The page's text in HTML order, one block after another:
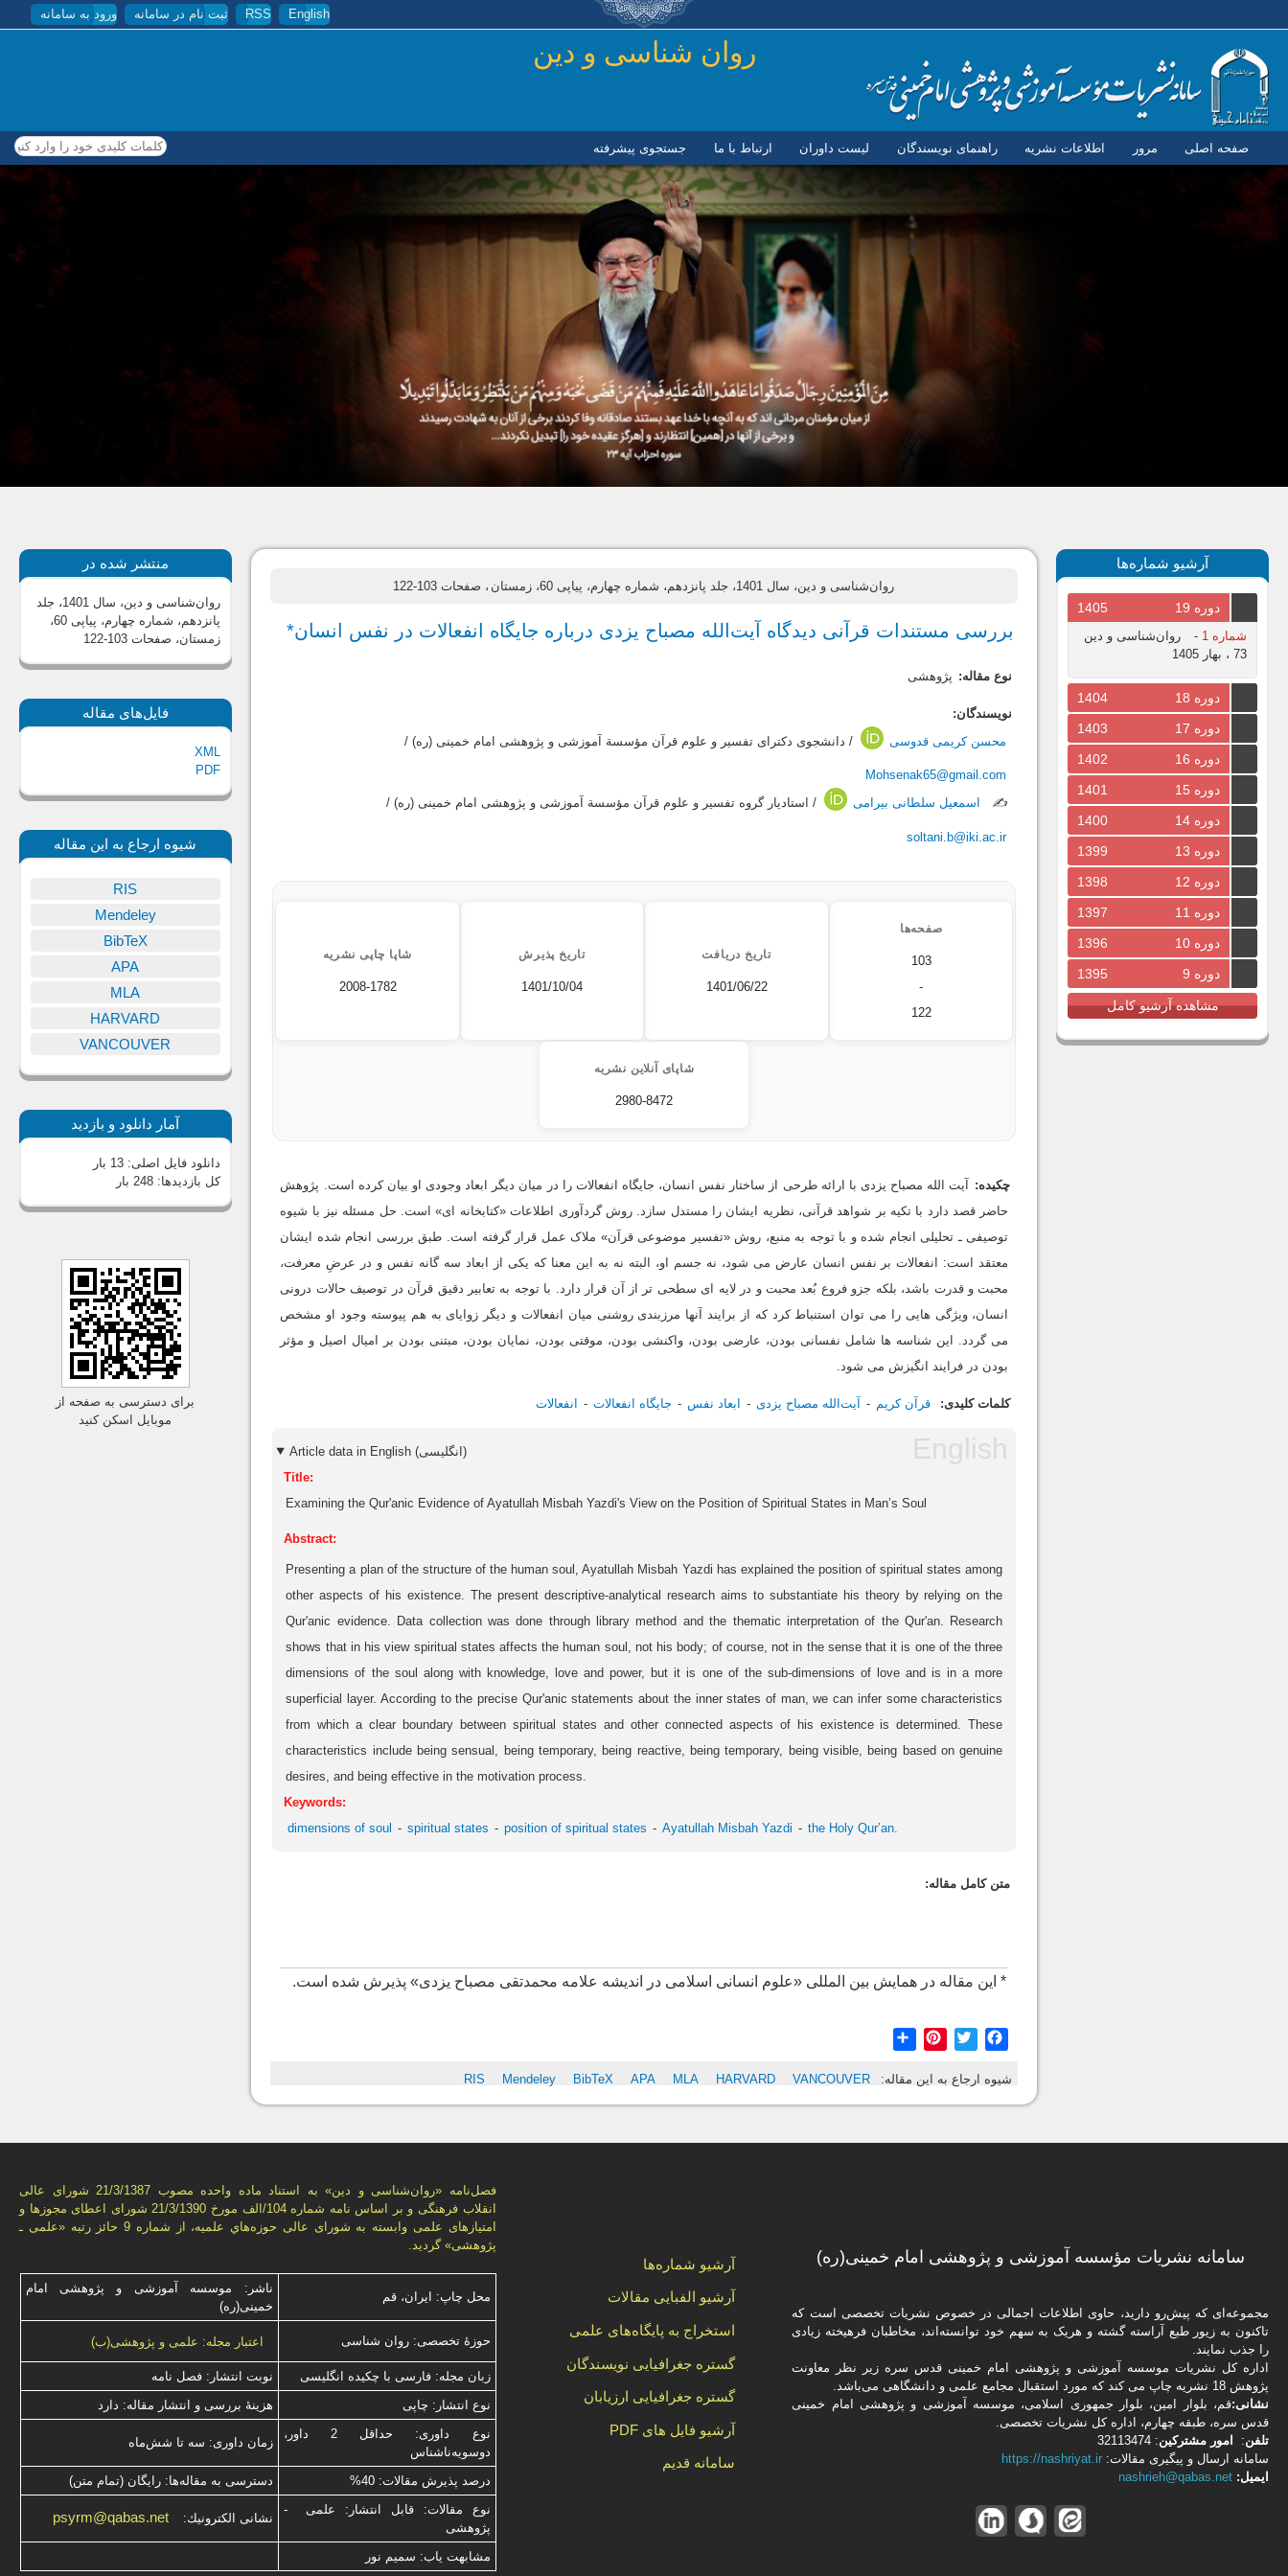
رفتن به محتوای اصلی English
RSS ثبت نام در سامانه ورود به سامانه
روان شناسی و دين
صفحه اصلی مرور اطلاعات نشریه راهنمای نویسندگان لیست داوران ارتباط با ما جستجوی پیشرفته کلمات کلیدی خود را وارد کنید
آرشیو شماره‌ها
دوره 19 1405
شماره 1 -
روان‌شناسی و دین
73 ، بهار 1405
دوره 18
1404
دوره 17
1403
دوره 16
1402
دوره 15
1401
دوره 14
1400
دوره 13
1399
دوره 12
1398
دوره 11
1397
دوره 10
1396
دوره 9
1395
مشاهده آرشیو کامل
روان‌شناسی و دین، سال 1401، جلد پانزدهم، شماره چهارم، پیاپی 60، زمستان ، صفحات 103-122
بررسی مستندات قرآنی دیدگاه آیت‌الله مصباح یزدی درباره جایگاه انفعالات در نفس انسان*
نوع مقاله: پژوهشی
نویسندگان:
محسن کریمی قدوسی
/ دانشجوی دکترای تفسیر و علوم قرآن مؤسسة آموزشی و پژوهشی امام خمینی (ره) /
Mohsenak65@gmail.com
✍️
اسمعیل سلطانی بیرامی / استادیار گروه تفسیر و علوم قرآن مؤسسة آموزشی و پژوهشی امام خمینی (ره) /
soltani.b@iki.ac.ir
صفحه‌ها
103
-
122
تاریخ دریافت
1401/06/22
تاریخ پذیرش
1401/10/04
شاپا چاپی نشریه
2008-1782
شاپای آنلاین نشریه
2980-8472
چکیده: آیت الله مصباح یزدی با ارائه طرحی از ساختار نفس انسان، جایگاه انفعالات را در میان دیگر ابعاد وجودی او بیان کرده است. پژوهش
حاضر قصد دارد با تکیه بر شواهد قرآنی، نظریه ایشان را مستدل سازد. روش گردآوری اطلاعات «کتابخانه ای» است. حل مسئله نیز با شیوه
توصیفی ـ تحلیلی انجام شده و با توجه به منبع، روش «تفسیر موضوعی قرآن» ملاک عمل قرار گرفته است. طبق بررسی انجام شده ایشان
معتقد است: انفعالات بر نفس انسان عارض می شود، نه جسم او، البته نه به این معنا که یکی از ابعاد سه گانه نفس و در عرضِ معرفت،
محبت و قدرت باشد، بلکه جزو فروع بُعد محبت و در لایه ای سطحی تر از آن قرار دارد. با توجه به تعابیر دقیق قرآن در توصیف حالات درونی
انسان، ویژگی هایی را می توان استنباط کرد که از برایند آنها مرزبندی روشنی میان انفعالات و دیگر زوایای به هم پیوسته وجود او مشخص
می گردد. این شناسه ها شامل نفسانی بودن، عارضی بودن، واکنشی بودن، موقتی بودن، نمایان بودن، مبتنی بودن بر امیال اصیل و مؤثر
بودن در فرایند انگیزش می شود.
کلمات کلیدی: قرآن کریم آیت‌الله مصباح یزدی ابعاد نفس جایگاه انفعالات انفعالات
Article data in English (انگلیسی)
Title:
Examining the Qur'anic Evidence of Ayatullah Misbah Yazdi's View on the Position of Spiritual States in Man’s Soul
Abstract:
Presenting a plan of the structure of the human soul, Ayatullah Misbah Yazdi has explained the position of spiritual states among
other aspects of his existence. The present descriptive-analytical research aims to substantiate his theory by relying on the
Qur'anic evidence. Data collection was done through library method and the thematic interpretation of the Qur'an. Research
shows that in his view spiritual states affects the human soul, not his body; of course, not in the sense that it is one of the three
dimensions of the soul along with knowledge, love and power, but it is one of the sub-dimensions of love and is in a more
superficial layer. According to the precise Qur'anic statements about the inner states of man, we can infer some characteristics
from which a clear boundary between spiritual states and other connected aspects of his existence is determined. These
characteristics include being sensual, being temporary, being reactive, being temporary, being visible, being based on genuine
desires, and being effective in the motivation process.
Keywords:
dimensions of soul
spiritual states position of spiritual states Ayatullah Misbah Yazdi the Holy Qur’an.
متن کامل مقاله:
* این مقاله در همایش بین المللی «علوم انسانی اسلامی در اندیشه علامه محمدتقی مصباح یزدی» پذیرش شده است.
Facebook
Twitter
Pinterest
شیوه ارجاع به این مقاله: RIS Mendeley BibTeX APA MLA HARVARD VANCOUVER
منتشر شده در
روان‌شناسی و دین، سال 1401، جلد
پانزدهم، شماره چهارم، پیاپی 60،
زمستان، صفحات 103-122
فایل‌های مقاله
XML
PDF
شیوه ارجاع به این مقاله
RIS
Mendeley
BibTeX
APA
MLA
HARVARD
VANCOUVER
آمار دانلود و بازدید
دانلود فایل اصلی:13 بار
کل بازدیدها:248 بار
برای دسترسی به صفحه از
موبایل اسکن کنید
فصل‌نامه «روان‌شناسی و دين» به استناد ماده واحده مصوب 21/3/1387 شورای عالی
انقلاب فرهنگی و بر اساس نامه شماره 104/الف مورخ 21/3/1390 شورای اعطای مجوزها و
امتيازهای علمی وابسته به شورای عالی حوزه‌هاي علميه، از شماره 9 حائز رتبه «علمی ـ
پژوهشی» گرديد.
محل چاپ: ایران، قم
ناشر: موسسه آموزشی و پژوهشی امام
خمینی(ره)
حوزۀ تخصصی: روان شناسی اعتبار مجله: علمی و پژوهشی(ب)
زبان مجله: فارسی با چكیده انگلیسی
نوبت انتشار: فصل نامه
نوع انتشار: چاپی
هزینۀ بررسی و انتشار مقاله: دارد
نوع داوری: حداقل 2 داور،
دوسویه‌ناشناس
زمان داوری: سه تا شش‌ماه
درصد پذیرش مقالات: 40%
دسترسی به مقاله‌ها: رایگان (تمام متن)
نوع مقالات: قابل انتشار: علمی -
پژوهشی
نشانی الكترونیك: psyrm@qabas.net
مشابهت ياب: سميم نور
آرشیو شماره‌ها
آرشیو الفبایی مقالات
استخراج به پایگاه‌های علمی
گستره جغرافیایی نویسندگان
گستره جغرافیایی ارزیابان
آرشیو فایل های PDF
سامانه قدیم
سامانه نشریات مؤسسه آموزشی و پژوهشی امام خمینی(ره)
مجموعه‌ای که پیش‌رو دارید،‌ حاوی اطلاعات اجمالی در خصوص نشریات تخصصی است که
تاکنون به زیور طبع آراسته گشته و هریک به سهم خود توانسته‌اند، مخاطبان فرهیخته‌ زیادی
را جذب نمایند.
اداره كل نشریات موسسه آموزشی و پژوهشی امام خمینی قدس سره زیر نظر معاونت
پژوهش 18 نشریه چاپ می کند که مورد استقبال مجامع علمی و دانشگاهی می‌باشد.
نشانی:قم، بلوار امین، بلوار جمهوری اسلامی، موسسه آموزشی و پژوهشی امام خمینی
قدس سره، طبقه چهارم، اداره كل نشریات تخصصی.
تلفن: امور مشتركین: 32113474
سامانه ارسال و پیگیری مقالات:https://nashriyat.ir
ایمیل:nashrieh@qabas.net